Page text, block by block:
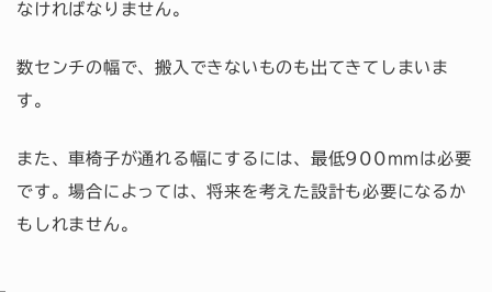
なければなりません。
数センチの幅で、搬入できないものも出てきてしまいま
す。
また、車椅子が通れる幅にするには、最低900mmは必要
です。場合によっては、将来を考えた設計も必要になるか
もしれません。